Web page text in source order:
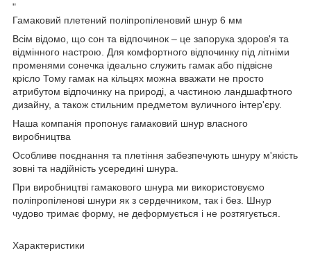
"
Гамаковий плетений поліпропіленовий шнур 6 мм
Всім відомо, що сон та відпочинок – це запорука здоров'я та
відмінного настрою. Для комфортного відпочинку під літніми
променями сонечка ідеально служить гамак або підвісне
крісло Тому гамак на кільцях можна вважати не просто
атрибутом відпочинку на природі, а частиною ландшафтного
дизайну, а також стильним предметом вуличного інтер'єру.
Наша компанія пропонує гамаковий шнур власного
виробництва
Особливе поєднання та плетіння забезпечують шнуру м'якість
зовні та надійність усередині шнура.
При виробництві гамакового шнура ми використовуємо
поліпропіленові шнури як з сердечником, так і без. Шнур
чудово тримає форму, не деформується і не розтягується.
Характеристики